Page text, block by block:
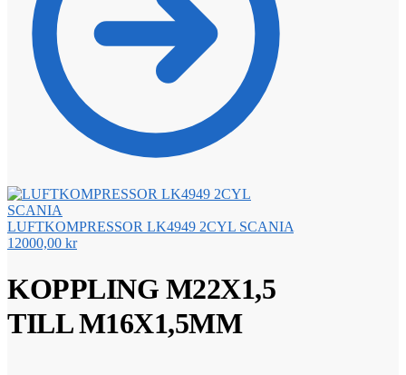
LUFTKOMPRESSOR LK4949 2CYL SCANIA
12000,00 kr
KOPPLING M22X1,5
TILL M16X1,5MM